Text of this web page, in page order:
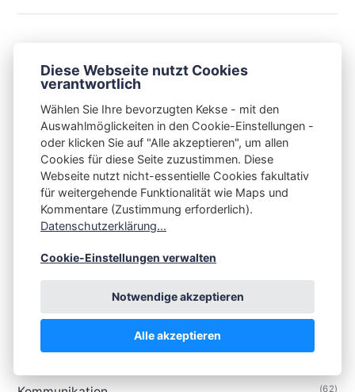
🇩🇪 Deutsche Artikel
🇬🇧 English Articles
About
Android
Datenschutz
Diese Woche in Plasma
Digitale Souveränität
Fediverse
Hardware
(62)
Diese Webseite nutzt Cookies
verantwortlich
Wählen Sie Ihre bevorzugten Kekse - mit den
Auswahlmöglickeiten in den Cookie-Einstellungen -
oder klicken Sie auf "Alle akzeptieren", um allen
Cookies für diese Seite zuzustimmen. Diese
Webseite nutzt nicht-essentielle Cookies fakultativ
für weitergehende Funktionalität wie Maps und
Kommentare (Zustimmung erforderlich).
Datenschutzerklärung...
Cookie-Einstellungen verwalten
Notwendige akzeptieren
Alle akzeptieren